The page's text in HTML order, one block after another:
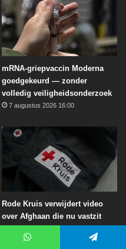
mRNA-griepvaccin Moderna
goedgekeurd — zonder
volledig veiligheidsonderzoek
7 augustus 2026 16:00
Rode Kruis verwijdert video
over Afghaan die nu vastzit
7 augustus 2026 12:00